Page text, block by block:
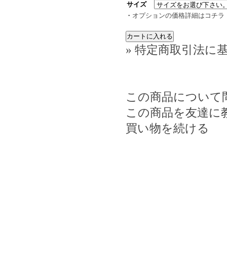
サイズ
・ オプションの価格詳細はコチラ
» 特定商取引法に
この商品について
この商品を友達に
買い物を続ける